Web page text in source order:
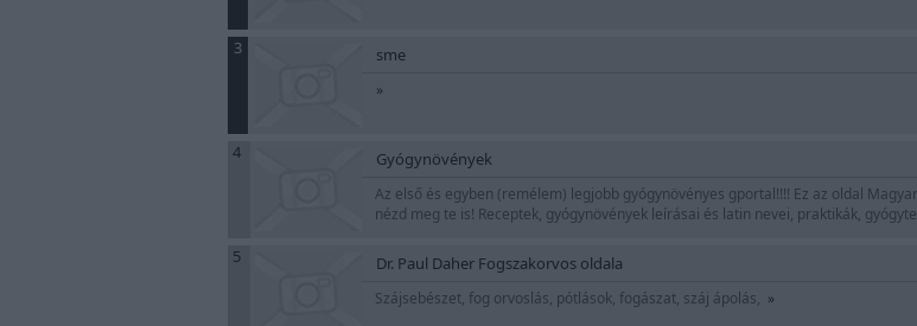
3 sme
»
4 Gyógynövények
Az első és egyben (remélem) legjobb gyógynövényes gportal!!!! Ez az oldal
nézd meg te is! Receptek, gyógynövények leírásai és latin nevei, praktikák,
5 Dr. Paul Daher Fogszakorvos oldala
Szájsebészet, fog orvoslás, pótlások, fogászat, száj ápolás, »